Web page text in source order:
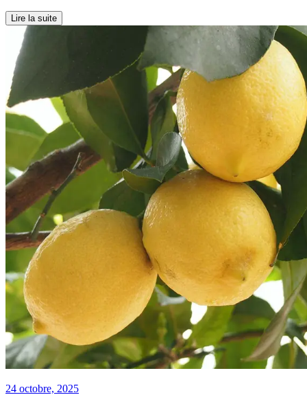
Lire la suite
24 octobre, 2025